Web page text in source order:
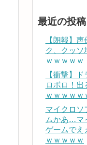
最近の投稿
【朗報】
ク、クッソ
ｗｗｗｗｗ
【衝撃】
ロボロ！
ｗｗｗｗｗ
マイクロソ
ムかあ…マ
ゲームでえ
ｗｗｗｗｗ